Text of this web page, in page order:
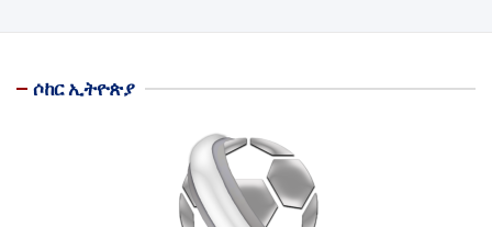
ሶከር ኢትዮጵያ